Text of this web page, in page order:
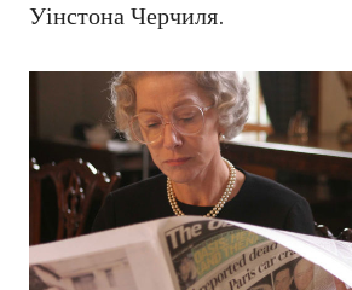
Уінстона Черчиля.